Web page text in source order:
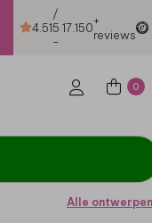
4.51
/
5
-
17.150+
reviews
0
Alle ontwerpen